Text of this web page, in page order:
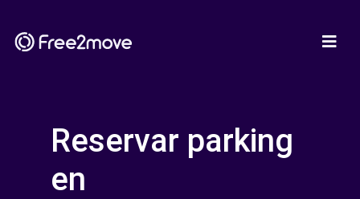
Reservar parking
en